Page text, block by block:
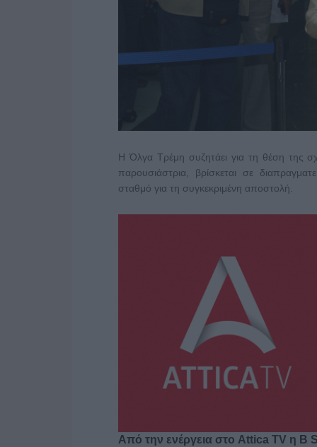
Η Όλγα Τρέμη συζητάει για τη θέση της
παρουσιάστρια, βρίσκεται σε
σταθμό για τη συγκεκριμένη αποστολή.
Από την ενέργεια στο Attica TV η B